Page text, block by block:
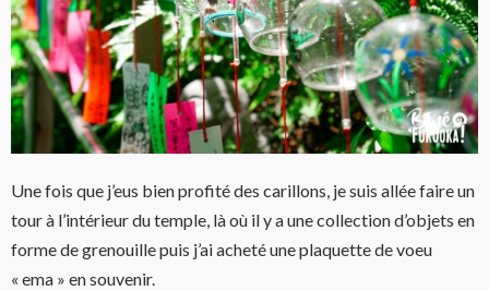
Une fois que j’eus bien profité des carillons, je suis allée faire un
tour à l’intérieur du temple, là où il y a une collection d’objets en
forme de grenouille puis j’ai acheté une plaquette de voeu
« ema » en souvenir.